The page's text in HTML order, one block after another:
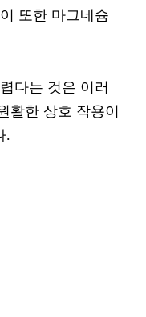
또한 마그네슘
다는 것은 이러
활한 상호 작용이
.